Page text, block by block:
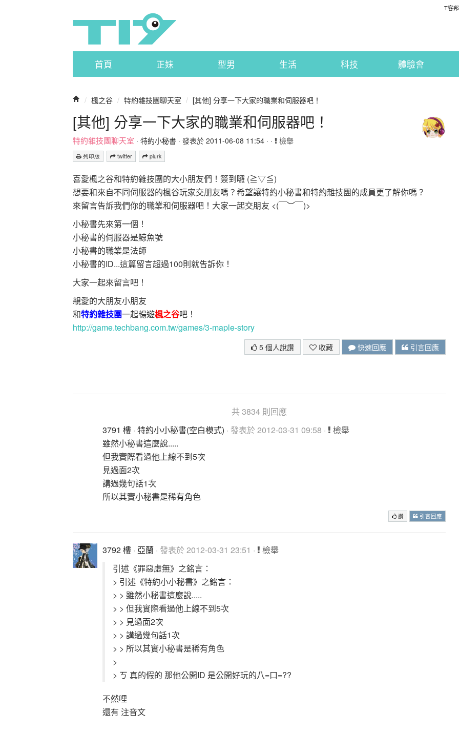
T客邦
首頁 正妹 型男 生活 科技 體驗會
/ 楓之谷 / 特約雜技團聊天室 / [其他] 分享一下大家的職業和伺服器吧！
[其他] 分享一下大家的職業和伺服器吧！
特約雜技團聊天室 · 特約小秘書 · 發表於 2011-06-08 11:54 · · 檢舉
列印版 twitter plurk
喜愛楓之谷和特約雜技團的大小朋友們！簽到囉 (≧▽≦)
想要和來自不同伺服器的楓谷玩家交朋友嗎？希望讓特約小秘書和特約雜技團的成員更了解你嗎？
來留言告訴我們你的職業和伺服器吧！大家一起交朋友 <(￣︶￣)>
小秘書先來第一個！
小秘書的伺服器是鯨魚號
小秘書的職業是法師
小秘書的ID...這篇留言超過100則就告訴你！
大家一起來留言吧！
親愛的大朋友小朋友
和特約雜技團一起暢遊楓之谷吧！
http://game.techbang.com.tw/games/3-maple-story
5 個人說讚 收藏 快速回應 引言回應
共 3834 則回應
3791 樓 · 特約小小秘書(空白模式) · 發表於 2012-03-31 09:58 ·
檢舉
雖然小秘書這麼說.....
但我實際看過他上線不到5次
見過面2次
講過幾句話1次
所以其實小秘書是稀有角色
讚 引言回應
3792 樓 · 亞蘭 · 發表於 2012-03-31 23:51 ·
檢舉
引述《罪惡虛無》之銘言：
> 引述《特約小小秘書》之銘言：
> > 雖然小秘書這麼說.....
> > 但我實際看過他上線不到5次
> > 見過面2次
> > 講過幾句話1次
> > 所以其實小秘書是稀有角色
>
> ㄎ 真的假的 那他公開ID 是公開好玩的八=口=??
不然哩
還有 注音文